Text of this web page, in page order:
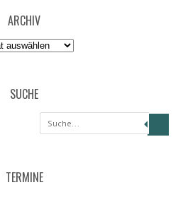
ARCHIV
SUCHE
Suche
TERMINE